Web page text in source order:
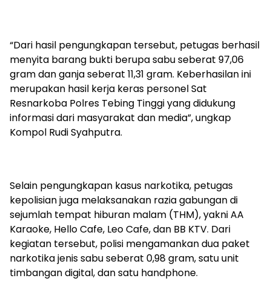
“Dari hasil pengungkapan tersebut, petugas berhasil
menyita barang bukti berupa sabu seberat 97,06
gram dan ganja seberat 11,31 gram. Keberhasilan ini
merupakan hasil kerja keras personel Sat
Resnarkoba Polres Tebing Tinggi yang didukung
informasi dari masyarakat dan media”, ungkap
Kompol Rudi Syahputra.
Selain pengungkapan kasus narkotika, petugas
kepolisian juga melaksanakan razia gabungan di
sejumlah tempat hiburan malam (THM), yakni AA
Karaoke, Hello Cafe, Leo Cafe, dan BB KTV. Dari
kegiatan tersebut, polisi mengamankan dua paket
narkotika jenis sabu seberat 0,98 gram, satu unit
timbangan digital, dan satu handphone.